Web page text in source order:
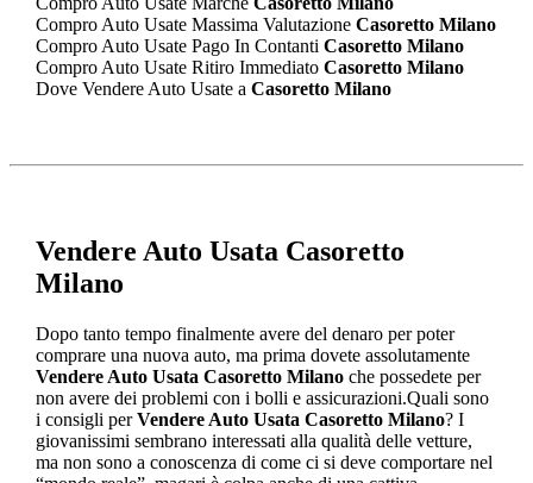
Compro Auto Usate Massima ValutazioneCasoretto Milano
Compro Auto Usate Pago In Contanti Casoretto Milano
Compro Auto Usate Ritiro ImmediatoCasoretto Milano
Dove Vendere Auto Usate a Casoretto Milano
Vendere Auto Usata Casoretto
Milano
Dopo tanto tempo finalmente avere del denaro per poter
comprare una nuova auto, ma prima dovete assolutamente
Vendere Auto Usata Casoretto Milanoche possedete per
non avere dei problemi con i bolli e assicurazioni.Quali sono
i consigli perVendere Auto Usata Casoretto Milano? I
giovanissimi sembrano interessati alla qualità delle vetture,
ma non sono a conoscenza di come ci si deve comportare nel